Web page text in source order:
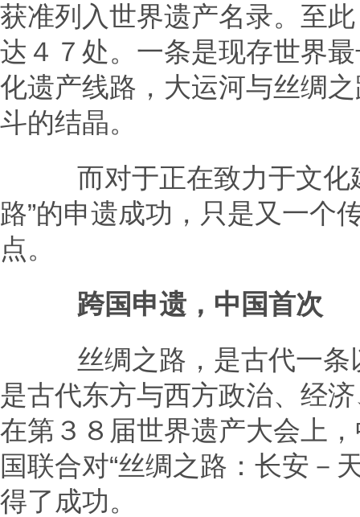
获准列入世界遗产名录。至
达４７处。一条是现存世界
化遗产线路，大运河与丝绸
斗的结晶。
而对于正在致力于文化
路”的申遗成功，只是又一个
点。
跨国申遗，中国首次
丝绸之路，是古代一条
是古代东方与西方政治、经
在第３８届世界遗产大会上
国联合对“丝绸之路：长安－
得了成功。